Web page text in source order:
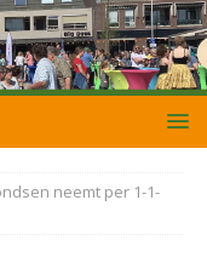
neemt per 1-1-